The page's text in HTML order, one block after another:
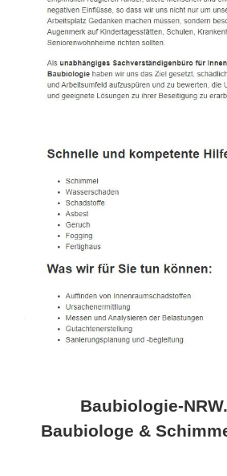
Baubiologie-
Baubiologe &